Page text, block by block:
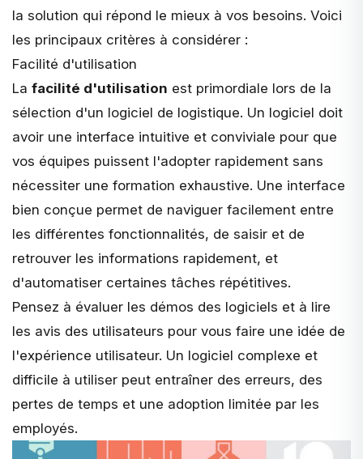
la solution qui répond le mieux à vos besoins. Voici
les principaux critères à considérer :
Facilité d'utilisation
La facilité d'utilisation est primordiale lors de la
sélection d'un logiciel de logistique. Un logiciel doit
avoir une interface intuitive et conviviale pour que
vos équipes puissent l'adopter rapidement sans
nécessiter une formation exhaustive. Une interface
bien conçue permet de naviguer facilement entre
les différentes fonctionnalités, de saisir et de
retrouver les informations rapidement, et
d'automatiser certaines tâches répétitives.
Pensez à évaluer les démos des logiciels et à lire
les avis des utilisateurs pour vous faire une idée de
l'expérience utilisateur. Un logiciel complexe et
difficile à utiliser peut entraîner des erreurs, des
pertes de temps et une adoption limitée par les
employés.